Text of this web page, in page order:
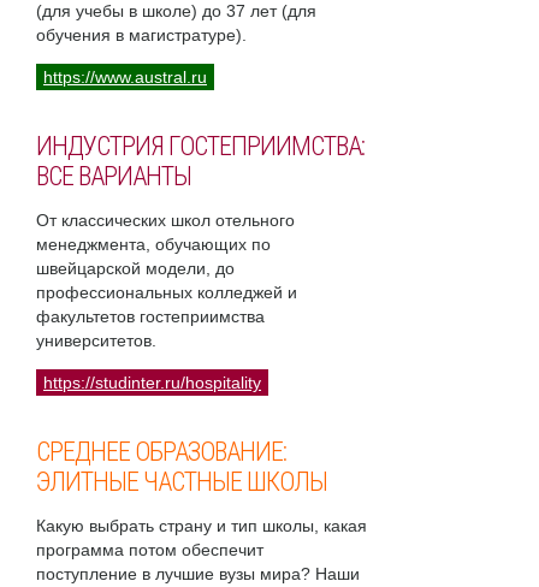
(для учебы в школе) до 37 лет (для
обучения в магистратуре).
https://www.austral.ru
ИНДУСТРИЯ ГОСТЕПРИИМСТВА:
ВСЕ ВАРИАНТЫ
От классических школ отельного
менеджмента, обучающих по
швейцарской модели, до
профессиональных колледжей и
факультетов гостеприимства
университетов.
https://studinter.ru/hospitality
СРЕДНЕЕ ОБРАЗОВАНИЕ:
ЭЛИТНЫЕ ЧАСТНЫЕ ШКОЛЫ
Какую выбрать страну и тип школы, какая
программа потом обеспечит
поступление в лучшие вузы мира? Наши